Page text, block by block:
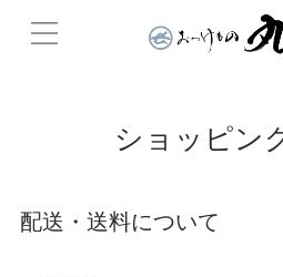
ショッピン
配送・送料について